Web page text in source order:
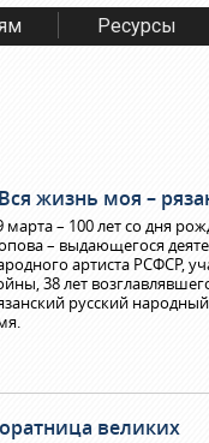
Ресурсы
жизнь моя –
марта – 100 лет со дня
– выдающегося
артиста РСФСР,
38 лет
русский
великих